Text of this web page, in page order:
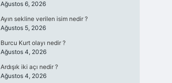
Ağustos 6, 2026
Ayın sekline verilen isim nedir ?
Ağustos 5, 2026
Burcu Kurt olayı nedir ?
Ağustos 4, 2026
Ardışık iki açı nedir ?
Ağustos 4, 2026